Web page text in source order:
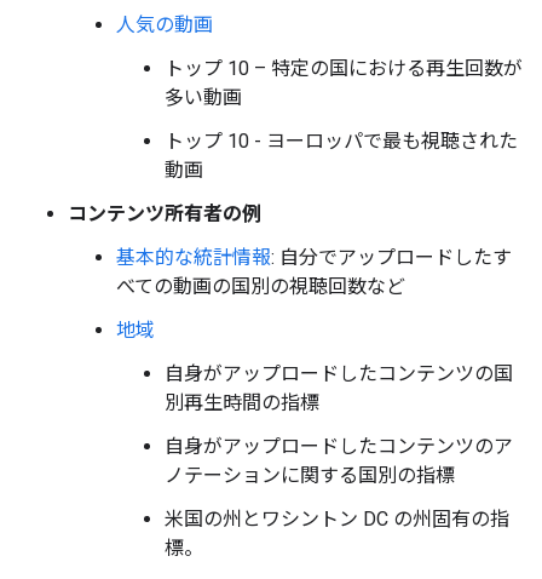
人気の動画
トップ 10 – 特定の国における再生回数が
多い動画
トップ 10 - ヨーロッパで最も視聴された
動画
コンテンツ所有者の例
基本的な統計情報: 自分でアップロードしたす
べての動画の国別の視聴回数など
地域
自身がアップロードしたコンテンツの国
別再生時間の指標
自身がアップロードしたコンテンツのア
ノテーションに関する国別の指標
米国の州とワシントン DC の州固有の指
標。